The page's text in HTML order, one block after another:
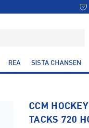
REA SISTA CHANSEN
CCM HOCKEY
TACKS 720